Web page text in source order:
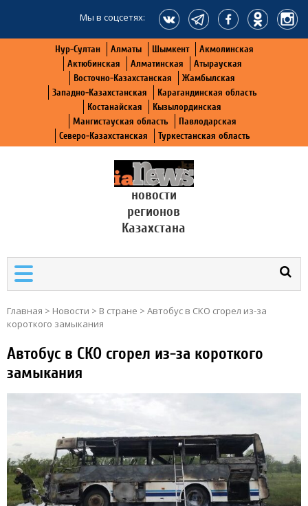
Мы в соцсетях:
Нур-Султан Алматы Шымкент
Акмолинская
Актюбинская
Алматинская
Атырауская
Восточно-Казахстанская
Жамбылская
Западно-Казахстанская
Карагандинская область
Костанайская
Кызылординская
Мангистауская область
Павлодарская
Северо-Казахстанская
Туркестанская область
новости
регионов
Казахстана
Главная > Новости > В стране > Автобус в СКО сгорел из-за
короткого замыкания
Автобус в СКО сгорел из-за короткого
замыкания